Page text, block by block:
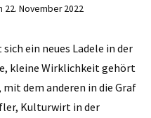
22. November 2022
sich ein neues Ladele in der
kleine Wirklichkeit gehört
dem anderen in die Graf
Kulturwirt in der